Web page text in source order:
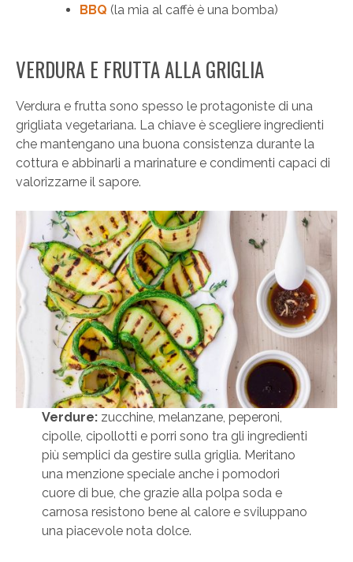
BBQ (la mia al caffè è una bomba)
VERDURA E FRUTTA ALLA GRIGLIA
Verdura e frutta sono spesso le protagoniste di una
grigliata vegetariana. La chiave è scegliere ingredienti
che mantengano una buona consistenza durante la
cottura e abbinarli a marinature e condimenti capaci di
valorizzarne il sapore.
Verdure:zucchine, melanzane, peperoni,
cipolle, cipollotti e porri sono tra gli ingredienti
più semplici da gestire sulla griglia. Meritano
una menzione speciale anche i pomodori
cuore di bue, che grazie alla polpa soda e
carnosa resistono bene al calore e sviluppano
una piacevole nota dolce.